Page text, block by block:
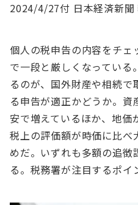
2024/4/27付 日本経済新聞
個人の税申告の内容をチェ
で一段と厳しくなっている
るのが、国外財産や相続
る申告が適正かどうか。
安で増えているほか、地価
税上の評価額が時価に比べ
めだ。いずれも多額の追徴
る。税務署が注目するポイ